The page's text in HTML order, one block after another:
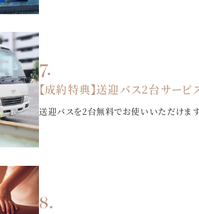
【成約特典】送迎バス2台サービ
送迎バスを2台無料でお使いいただけま